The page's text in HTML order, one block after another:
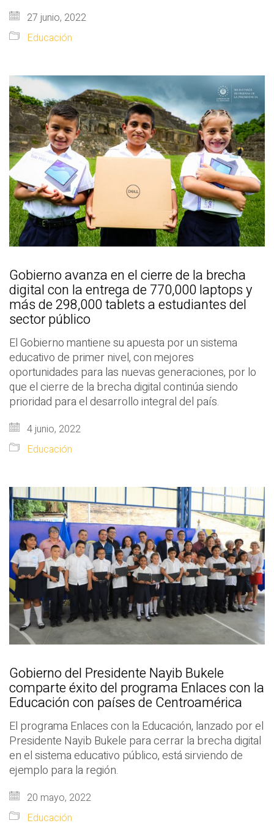
27 junio, 2022
Educación
Gobierno avanza en el cierre de la brecha
digital con la entrega de 770,000 laptops y
más de 298,000 tablets a estudiantes del
sector público
El Gobierno mantiene su apuesta por un sistema
educativo de primer nivel, con mejores
oportunidades para las nuevas generaciones, por lo
que el cierre de la brecha digital continúa siendo
prioridad para el desarrollo integral del país.
4 junio, 2022
Educación
Gobierno del Presidente Nayib Bukele
comparte éxito del programa Enlaces con la
Educación con países de Centroamérica
El programa Enlaces con la Educación, lanzado por el
Presidente Nayib Bukele para cerrar la brecha digital
en el sistema educativo público, está sirviendo de
ejemplo para la región.
20 mayo, 2022
Educación